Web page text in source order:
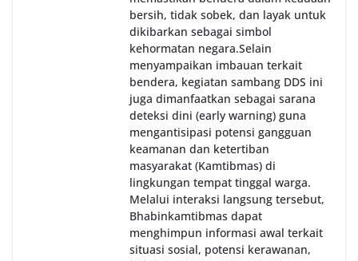
bersih, tidak sobek, dan layak untuk
dikibarkan sebagai simbol
kehormatan negara.‎‎‎Selain
menyampaikan imbauan terkait
bendera, kegiatan sambang DDS ini
juga dimanfaatkan sebagai sarana
deteksi dini (early warning) guna
mengantisipasi potensi gangguan
keamanan dan ketertiban
masyarakat (Kamtibmas) di
lingkungan tempat tinggal warga.
Melalui interaksi langsung tersebut,
Bhabinkamtibmas dapat
menghimpun informasi awal terkait
situasi sosial, potensi kerawanan,